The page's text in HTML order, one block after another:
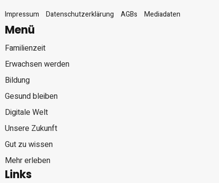
Impressum
Datenschutzerklärung AGBs Mediadaten
Menü
Familienzeit
Erwachsen werden
Bildung
Gesund bleiben
Digitale Welt
Unsere Zukunft
Gut zu wissen
Mehr erleben
Links